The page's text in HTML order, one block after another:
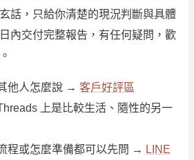
話，只給你清楚的現況判斷與具體
內交付完整報告，有任何疑問，歡
他人怎麼說 → 客戶好評區
上是比較生活、隨性的另一
程或怎麼準備都可以先問 → LINE